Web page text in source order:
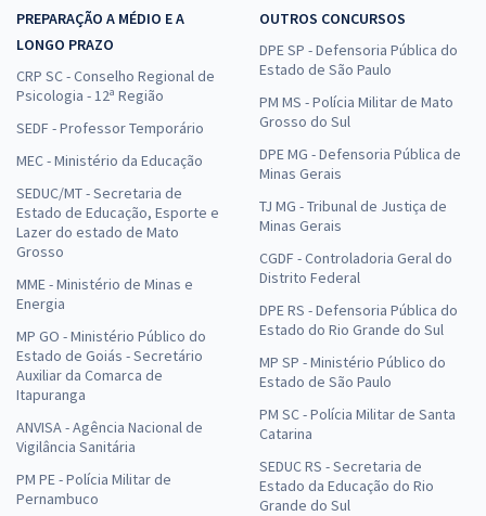
PREPARAÇÃO A MÉDIO E A
LONGO PRAZO
CRP SC - Conselho Regional de
Psicologia - 12ª Região
SEDF - Professor Temporário
MEC - Ministério da Educação
SEDUC/MT - Secretaria de
Estado de Educação, Esporte e
Lazer do estado de Mato
Grosso
MME - Ministério de Minas e
Energia
MP GO - Ministério Público do
Estado de Goiás - Secretário
Auxiliar da Comarca de
Itapuranga
ANVISA - Agência Nacional de
Vigilância Sanitária
PM PE - Polícia Militar de
Pernambuco
OUTROS CONCURSOS
DPE SP - Defensoria Pública do
Estado de São Paulo
PM MS - Polícia Militar de Mato
Grosso do Sul
DPE MG - Defensoria Pública de
Minas Gerais
TJ MG - Tribunal de Justiça de
Minas Gerais
CGDF - Controladoria Geral do
Distrito Federal
DPE RS - Defensoria Pública do
Estado do Rio Grande do Sul
MP SP - Ministério Público do
Estado de São Paulo
PM SC - Polícia Militar de Santa
Catarina
SEDUC RS - Secretaria de
Estado da Educação do Rio
Grande do Sul